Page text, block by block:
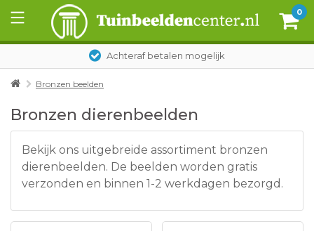
0
Achteraf betalen mogelijk
Bronzen beelden
Bronzen dierenbeelden
Bekijk ons uitgebreide assortiment bronzen
dierenbeelden. De beelden worden gratis
verzonden en binnen 1-2 werkdagen bezorgd.